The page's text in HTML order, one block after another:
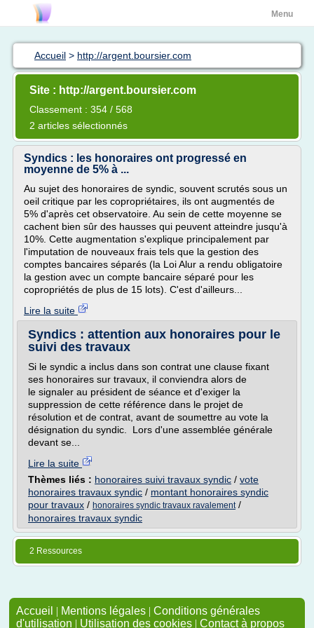
Menu
Accueil > http://argent.boursier.com
Site : http://argent.boursier.com
Classement : 354 / 568
2 articles sélectionnés
Syndics : les honoraires ont progressé en
moyenne de 5% à ...
Au sujet des honoraires de syndic, souvent scrutés sous un
oeil critique par les copropriétaires, ils ont augmentés de
5% d'après cet observatoire. Au sein de cette moyenne se
cachent bien sûr des hausses qui peuvent atteindre jusqu'à
10%. Cette augmentation s'explique principalement par
l'imputation de nouveaux frais tels que la gestion des
comptes bancaires séparés (la Loi Alur a rendu obligatoire
la gestion avec un compte bancaire séparé pour les
copropriétés de plus de 15 lots). C'est d'ailleurs...
Lire la suite
Syndics : attention aux honoraires pour le
suivi des travaux
Si le syndic a inclus dans son contrat une clause fixant
ses honoraires sur travaux, il conviendra alors de
le signaler au président de séance et d'exiger la
suppression de cette référence dans le projet de
résolution et de contrat, avant de soumettre au vote la
désignation du syndic. Lors d'une assemblée générale
devant se...
Lire la suite
Thèmes liés : honoraires suivi travaux syndic / vote
honoraires travaux syndic / montant honoraires syndic
pour travaux / honoraires syndic travaux ravalement/
honoraires travaux syndic
2 Ressources
Accueil | Mentions légales | Conditions générales
d'utilisation | Utilisation des cookies | Contact à propos